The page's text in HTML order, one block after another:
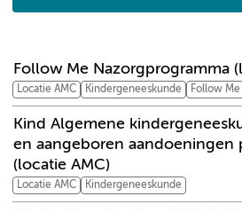
Follow Me Nazorgprogramma
Locatie AMC Kindergeneeskunde Follow Me
Kind Algemene
en aangeboren aandoeningen
(locatie AMC)
Locatie AMC Kindergeneeskunde